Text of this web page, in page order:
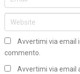
Avvertimi via email
commento.
Avvertimi via email